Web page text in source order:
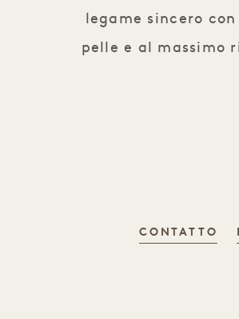
legame sincero
pelle e al massimo
CONTATTO